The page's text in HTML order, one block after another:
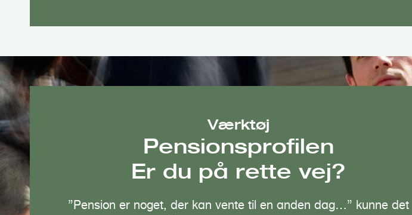
Værktøj
Pensionsprofilen
Er du på rette vej?
”Pension er noget, der kan vente til en anden dag…” kunne det